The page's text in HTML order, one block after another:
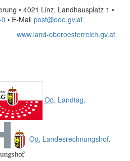
• 4021 Linz, Landhausplatz 1 •
• E-Mail post@ooe.gv.at
www.land-oberoesterreich.gv.at
Oö. Landtag.
Oö. Landesrechnungshof.